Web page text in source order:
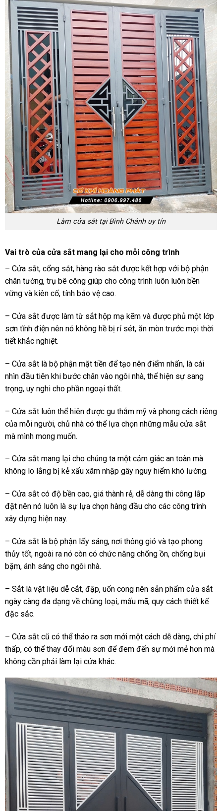
Làm cửa sắt tại Bình Chánh uy tín
Vai trò của cửa sắt mang lại cho mỗi công trình
– Cửa sắt, cổng sắt, hàng rào sắt được kết hợp với bộ phận
chân tường, trụ bê công giúp cho công trình luôn luôn bền
vững và kiên cố, tính bảo vệ cao.
– Cửa sắt được làm từ sắt hộp mạ kẽm và được phủ một lớp
sơn tĩnh điện nên nó không hề bị rỉ sét, ăn mòn trước mọi thời
tiết khắc nghiệt.
– Cửa sắt là bộ phận mặt tiền để tạo nên điểm nhấn, là cái
nhìn đầu tiên khi bước chân vào ngôi nhà, thể hiện sự sang
trọng, uy nghi cho phần ngoại thất.
– Cửa sắt luôn thể hiên được gu thẫm mỹ và phong cách riêng
của mỗi người, chủ nhà có thể lựa chọn những mẫu cửa sắt
mà mình mong muốn.
– Cửa sắt mang lại cho chúng ta một cảm giác an toàn mà
không lo lắng bị kẻ xấu xâm nhập gây nguy hiểm khó lường.
– Cửa sắt có độ bền cao, giá thành rẻ, dễ dàng thi công lắp
đặt nên nó luôn là sự lựa chọn hàng đầu cho các công trình
xây dựng hiện nay.
– Cửa sắt là bộ phận lấy sáng, nơi thông gió và tạo phong
thủy tốt, ngoài ra nó còn có chức năng chống ồn, chống bụi
bặm, ánh sáng cho ngôi nhà.
– Sắt là vật liệu dễ cắt, đập, uốn cong nên sản phẩm cửa sắt
ngày càng đa dạng về chũng loại, mấu mã, quy cách thiết kế
đặc sắc.
– Cửa sắt cũ có thể tháo ra sơn mới một cách dễ dàng, chi phí
thấp, có thể thay đổi màu sơn để đem đến sự mới mẻ hơn mà
không cần phải làm lại cửa khác.